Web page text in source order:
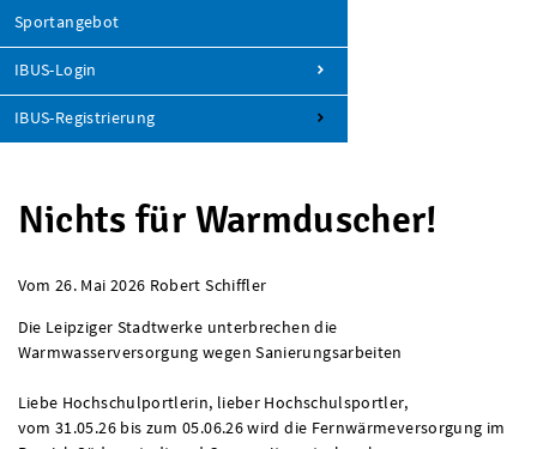
Sportangebot
IBUS-Login
IBUS-Registrierung
Nichts für Warmduscher!
Vom 26. Mai 2026 Robert Schiffler
Die Leipziger Stadtwerke unterbrechen die
Warmwasserversorgung wegen Sanierungsarbeiten
Liebe Hochschulportlerin, lieber Hochschulsportler,
vom 31.05.26 bis zum 05.06.26 wird die Fernwärmeversorgung im